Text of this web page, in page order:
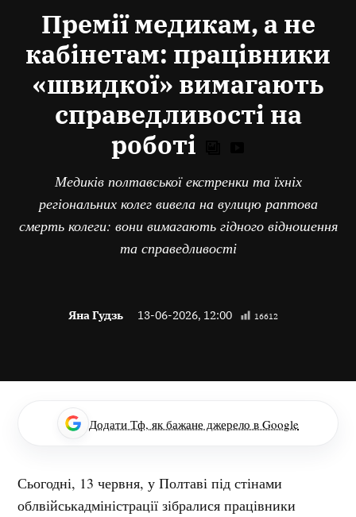
Премії медикам, а не
кабінетам: працівники
«швидкої» вимагають
справедливості на
роботі
Медиків полтавської екстренки та їхніх
регіональних колег вивела на вулицю раптова
смерть колеги: вони вимагають гідного відношення
та справедливості
Яна Гудзь 13-06-2026, 12:00 16612
Додати Тф, як бажане джерело в Google
Сьогодні, 13 червня, у Полтаві під стінами
облвійськадміністрації зібралися працівники